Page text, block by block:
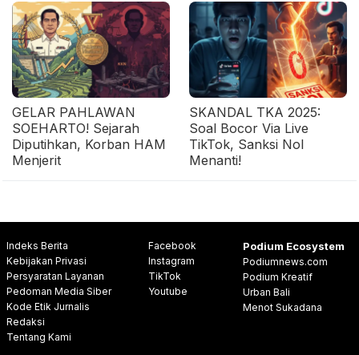
GELAR PAHLAWAN
SOEHARTO! Sejarah
Diputihkan, Korban HAM
Menjerit
SKANDAL TKA 2025:
Soal Bocor Via Live
TikTok, Sanksi Nol
Menanti!
Indeks Berita
Kebijakan Privasi
Persyaratan Layanan
Pedoman Media Siber
Kode Etik Jurnalis
Redaksi
Tentang Kami
Facebook
Instagram
TikTok
Youtube
Podium Ecosystem
Podiumnews.com
Podium Kreatif
Urban Bali
Menot Sukadana